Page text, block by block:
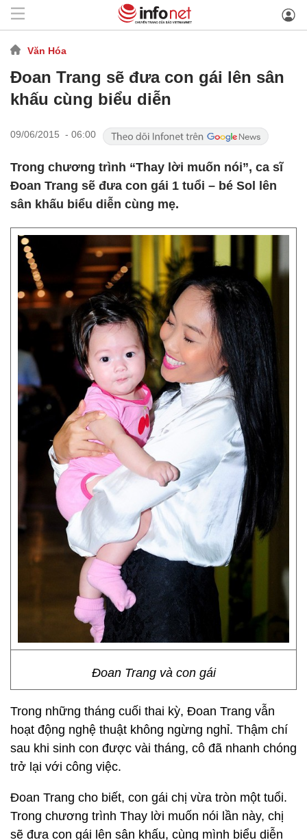
Văn Hóa
Đoan Trang sẽ đưa con gái lên sân
khấu cùng biểu diễn
09/06/2015 - 06:00
Trong chương trình “Thay lời muốn nói”, ca sĩ
Đoan Trang sẽ đưa con gái 1 tuổi – bé Sol lên
sân khấu biểu diễn cùng mẹ.
Đoan Trang và con gái
Trong những tháng cuối thai kỳ, Đoan Trang vẫn
hoạt động nghệ thuật không ngừng nghỉ. Thậm chí
sau khi sinh con được vài tháng, cô đã nhanh chóng
trở lại với công việc.
Đoan Trang cho biết, con gái chị vừa tròn một tuổi.
Trong chương trình Thay lời muốn nói lần này, chị
sẽ đưa con gái lên sân khấu, cùng mình biểu diễn